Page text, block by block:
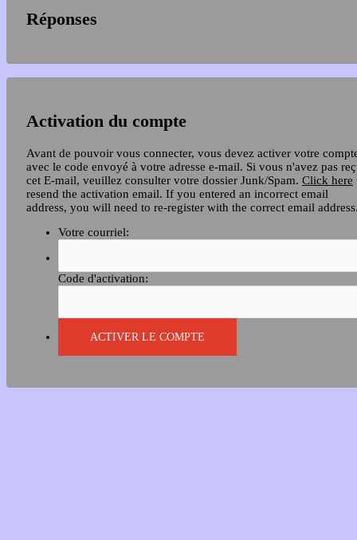
Réponses
Activation du compte
Avant de pouvoir vous connecter, vous devez activer votre
avec le code envoyé à votre adresse e-mail. Si vous n'avez pas
cet E-mail, veuillez consulter votre dossier Junk/Spam. Click here
resend the activation email. If you entered an incorrect email
address, you will need to re-register with the correct email
Votre courriel:
Code d'activation: